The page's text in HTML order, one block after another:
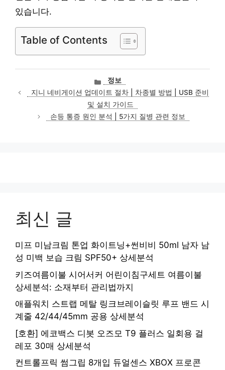
있습니다.
Table of Contents
카
테
고
리
정보
지니 네비게이션 업데이트 절차 | 차종별 방법 | USB 준비
및 설치 가이드
손등 통증 원인 분석 | 5가지 질병 관련 정보
최신 글
미프 미남크림 톤업 화이트닝+썬비비 50ml 남자 남
성 미백 보습 크림 SPF50+ 상세분석
키즈여름이불 시어서커 어린이침구세트 여름이불
상세분석: 소재부터 관리법까지
애플워치 스트랩 메탈 링크브레이슬릿 루프 밴드 시
계줄 42/44/45mm 공용 상세분석
[호환] 에코백스 디봇 오즈모 T9 플러스 일회용 걸
레포 30매 상세분석
컨트롤프릭 썸그립 8개입 듀얼센스 XBOX 프로콘